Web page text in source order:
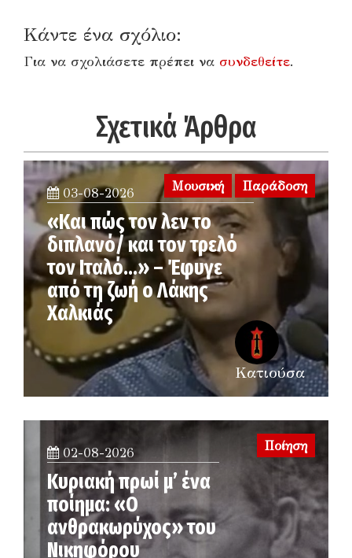
Κάντε ένα σχόλιο:
Για να σχολιάσετε πρέπει να συνδεθείτε.
Σχετικά Άρθρα
Μουσική Παράδοση
03-08-2026
«Και πώς τον λεν το
διπλανό/ και τον τρελό
τον Ιταλό…» – Έφυγε
από τη ζωή ο Λάκης
Χαλκιάς
Κατιούσα
02-08-2026
Κυριακή πρωί μ’ ένα
ποίημα: «Ο
ανθρακωρύχος» του
Νικηφόρου
Ποίηση